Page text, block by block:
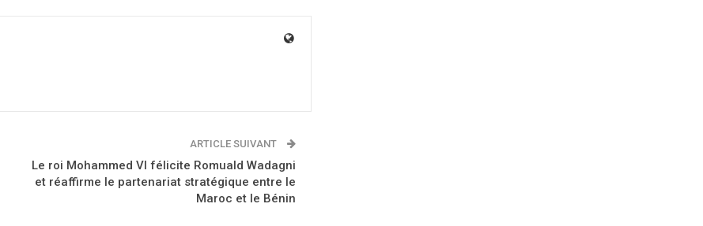
ARTICLE SUIVANT
Le roi Mohammed VI félicite Romuald Wadagni
et réaffirme le partenariat stratégique entre le
Maroc et le Bénin